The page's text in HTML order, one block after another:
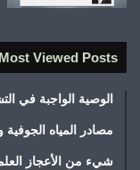
Most Viewed Posts
الوصية الواجبة في
مصادر المياه
شيء من الأعجاز